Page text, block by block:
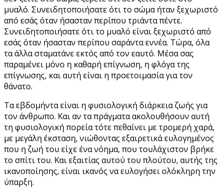
μυαλό. Συνειδητοποιήσατε ότι το σώμα ήταν ξεχωριστό
από εσάς όταν ήσασταν περίπου τριάντα πέντε.
Συνειδητοποιήσατε ότι το μυαλό είναι ξεχωριστό από
εσάς όταν ήσασταν περίπου σαράντα εννέα. Τώρα, όλα
τα άλλα σταματάνε εκτός από τον εαυτό. Μέσα σας
παραμένει μόνο η καθαρή επίγνωση, η φλόγα της
επίγνωσης, και αυτή είναι η προετοιμασία για τον
θάνατο.
Τα εβδομήντα είναι η φυσιολογική διάρκεια ζωής για
τον άνθρωπο. Και αν τα πράγματα ακολουθήσουν αυτή
τη φυσιολογική πορεία τότε πεθαίνει με τρομερή χαρά,
με μεγάλη έκσταση, νιώθοντας εξαιρετικά ευλογημένος
που η ζωή του είχε ένα νόημα, που τουλάχιστον βρήκε
το σπίτι του. Και εξαιτίας αυτού του πλούτου, αυτής της
ικανοποίησης, είναι ικανός να ευλογήσει ολόκληρη την
ύπαρξη.